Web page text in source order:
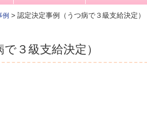
例 > 認定決定事例（うつ病で３級支給決定）
３級支給決定）